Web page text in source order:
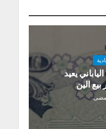
يعيد
الين